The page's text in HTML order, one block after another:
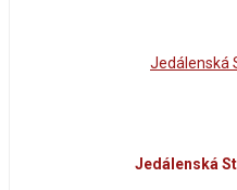
Jedálenská